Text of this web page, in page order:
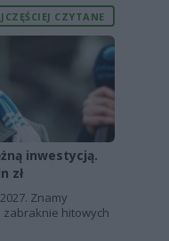
CZYTANE
inwestycją.
zł
Znamy
zabraknie hitowych